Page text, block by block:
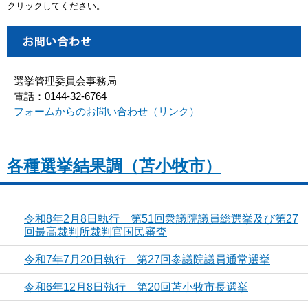
クリックしてください。
選挙管理委員会事務局
電話：0144-32-6764
フォームからのお問い合わせ（リンク）
各種選挙結果調（苫小牧市）
令和8年2月8日執行 第51回衆議院議員総選挙及び第27
回最高裁判所裁判官国民審査
令和7年7月20日執行 第27回参議院議員通常選挙
令和6年12月8日執行 第20回苫小牧市長選挙